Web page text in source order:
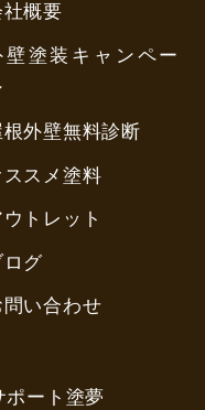
社概要
壁塗装キャンペー
根外壁無料診断
ススメ塗料
ウトレット
ログ
問い合わせ
ポート塗夢